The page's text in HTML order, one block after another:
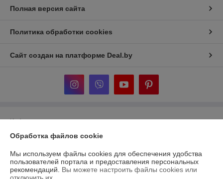
Полная версия сайта
Политика обработки cookies
Сайт создан на платформе Deal.by
Информация для покупателя
Юридическое лицо:ООО «ДельтаСток»
Регистрационный номер ЕГР: 391858596
УНП: 391858596
Обработка файлов cookie
Мы используем файлы cookies для обеспечения удобства
пользователей портала и предоставления персональных
рекомендаций. Вы можете настроить файлы cookies или